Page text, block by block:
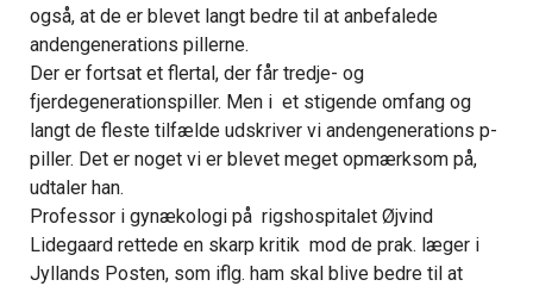
også, at de er blevet langt bedre til at anbefalede
andengenerations pillerne.
Der er fortsat et flertal, der får tredje- og
fjerdegenerationspiller. Men i et stigende omfang og
langt de fleste tilfælde udskriver vi andengenerations p-
piller. Det er noget vi er blevet meget opmærksom på,
udtaler han.
Professor i gynækologi på rigshospitalet Øjvind
Lidegaard rettede en skarp kritik mod de prak. læger i
Jyllands Posten, som iflg. ham skal blive bedre til at